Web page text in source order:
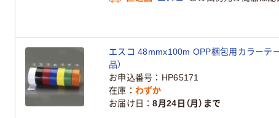
エスコ 48mmx100m OPP梱包用カラーテ
品）
お申込番号
HP65171
在庫
わずか
お届け日
8月24日（月）まで